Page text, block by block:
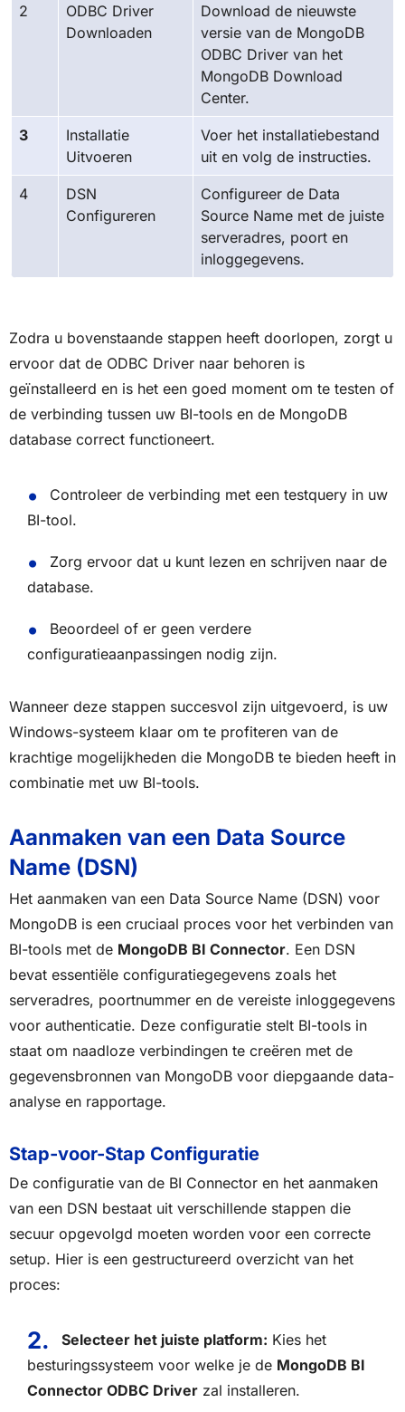
2
ODBC Driver
Downloaden
Download de nieuwste
versie van de MongoDB
ODBC Driver van het
MongoDB Download
Center.
3
Installatie
Uitvoeren
Voer het installatiebestand
uit en volg de instructies.
4
DSN
Configureren
Configureer de Data
Source Name met de juiste
serveradres, poort en
inloggegevens.
Zodra u bovenstaande stappen heeft doorlopen, zorgt u
ervoor dat de ODBC Driver naar behoren is
geïnstalleerd en is het een goed moment om te testen of
de verbinding tussen uw BI-tools en de MongoDB
database correct functioneert.
Controleer de verbinding met een testquery in uw
BI-tool.
Zorg ervoor dat u kunt lezen en schrijven naar de
database.
Beoordeel of er geen verdere
configuratieaanpassingen nodig zijn.
Wanneer deze stappen succesvol zijn uitgevoerd, is uw
Windows-systeem klaar om te profiteren van de
krachtige mogelijkheden die MongoDB te bieden heeft in
combinatie met uw BI-tools.
Aanmaken van een Data Source
Name (DSN)
Het aanmaken van een Data Source Name (DSN) voor
MongoDB is een cruciaal proces voor het verbinden van
BI-tools met de MongoDB BI Connector. Een DSN
bevat essentiële configuratiegegevens zoals het
serveradres, poortnummer en de vereiste inloggegevens
voor authenticatie. Deze configuratie stelt BI-tools in
staat om naadloze verbindingen te creëren met de
gegevensbronnen van MongoDB voor diepgaande data-
analyse en rapportage.
Stap-voor-Stap Configuratie
De configuratie van de BI Connector en het aanmaken
van een DSN bestaat uit verschillende stappen die
secuur opgevolgd moeten worden voor een correcte
setup. Hier is een gestructureerd overzicht van het
proces:
Selecteer het juiste platform: Kies het
besturingssysteem voor welke je de MongoDB BI
Connector ODBC Driver zal installeren.